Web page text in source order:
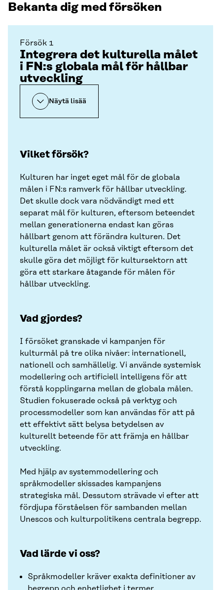
Bekanta dig med försöken
Försök 1
Integrera det kulturella målet
i FN:s globala mål för hållbar
utveckling
Näytä lisää
Vilket försök?
Kulturen har inget eget mål för de globala
målen i FN:s ramverk för hållbar utveckling.
Det skulle dock vara nödvändigt med ett
separat mål för kulturen, eftersom beteendet
mellan generationerna endast kan göras
hållbart genom att förändra kulturen. Det
kulturella målet är också viktigt eftersom det
skulle göra det möjligt för kultursektorn att
göra ett starkare åtagande för målen för
hållbar utveckling.
Vad gjordes?
I försöket granskade vi kampanjen för
kulturmål på tre olika nivåer: internationell,
nationell och samhällelig. Vi använde systemisk
modellering och artificiell intelligens för att
förstå kopplingarna mellan de globala målen.
Studien fokuserade också på verktyg och
processmodeller som kan användas för att på
ett effektivt sätt belysa betydelsen av
kulturellt beteende för att främja en hållbar
utveckling.
Med hjälp av systemmodellering och
språkmodeller skissades kampanjens
strategiska mål. Dessutom strävade vi efter att
fördjupa förståelsen för sambanden mellan
Unescos och kulturpolitikens centrala begrepp.
Vad lärde vi oss?
Språkmodeller kräver exakta definitioner av